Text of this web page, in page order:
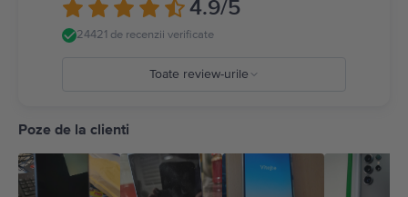
4.9/5
24421 de recenzii verificate
Toate review-urile
2
1
Poze de la clienti